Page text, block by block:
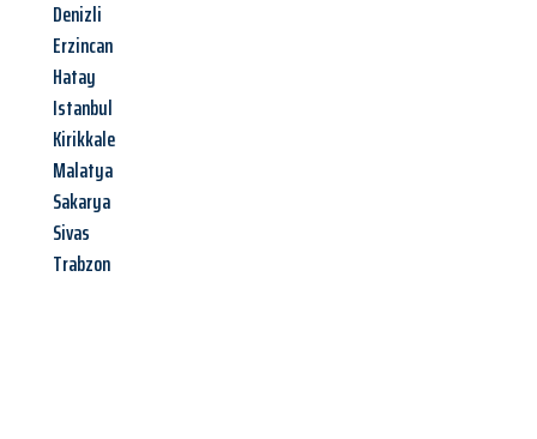
Denizli
Erzincan
Hatay
Istanbul
Kirikkale
Malatya
Sakarya
Sivas
Trabzon